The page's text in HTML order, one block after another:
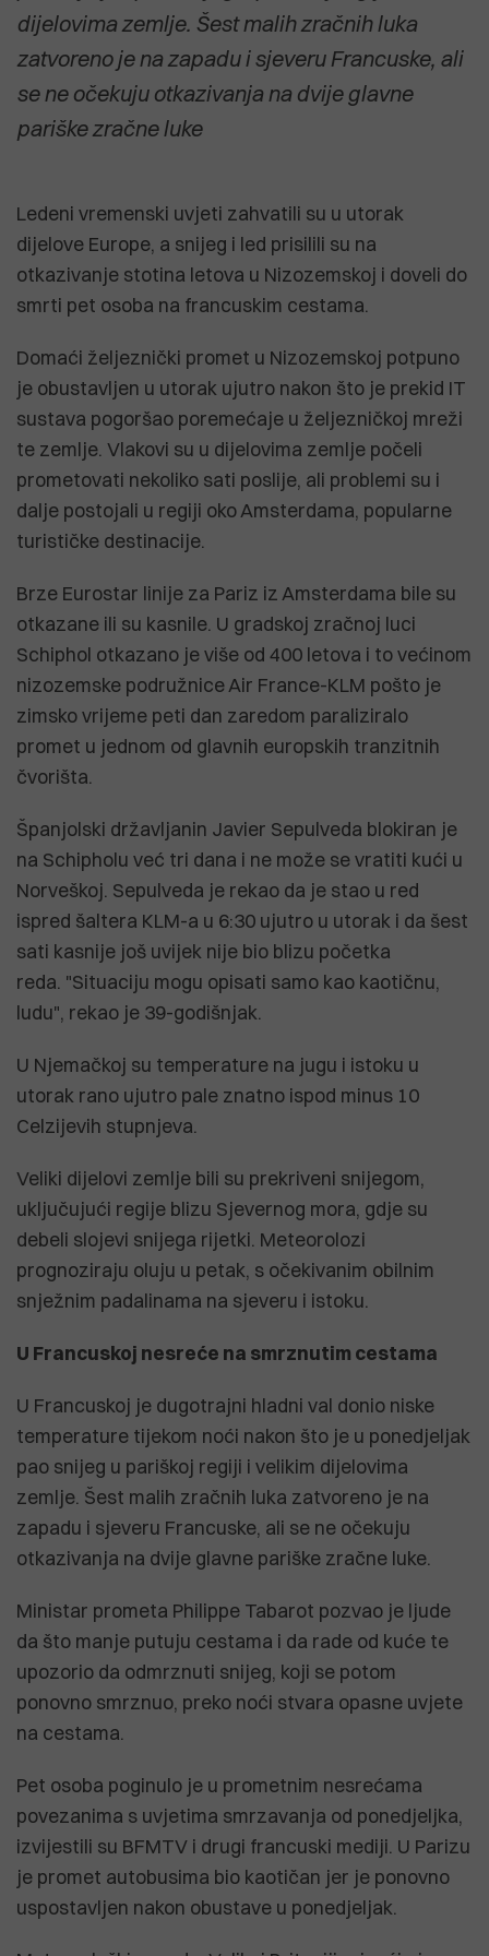
dijelovima zemlje. Šest malih zračnih luka
zatvoreno je na zapadu i sjeveru Francuske, ali
se ne očekuju otkazivanja na dvije glavne
pariške zračne luke
Ledeni vremenski uvjeti zahvatili su u utorak
dijelove Europe, a snijeg i led prisilili su na
otkazivanje stotina letova u Nizozemskoj i doveli do
smrti pet osoba na francuskim cestama.
Domaći željeznički promet u Nizozemskoj potpuno
je obustavljen u utorak ujutro nakon što je prekid IT
sustava pogoršao poremećaje u željezničkoj mreži
te zemlje. Vlakovi su u dijelovima zemlje počeli
prometovati nekoliko sati poslije, ali problemi su i
dalje postojali u regiji oko Amsterdama, popularne
turističke destinacije.
Brze Eurostar linije za Pariz iz Amsterdama bile su
otkazane ili su kasnile. U gradskoj zračnoj luci
Schiphol otkazano je više od 400 letova i to većinom
nizozemske podružnice Air France-KLM pošto je
zimsko vrijeme peti dan zaredom paraliziralo
promet u jednom od glavnih europskih tranzitnih
čvorišta.
Španjolski državljanin Javier Sepulveda blokiran je
na Schipholu već tri dana i ne može se vratiti kući u
Norveškoj. Sepulveda je rekao da je stao u red
ispred šaltera KLM-a u 6:30 ujutro u utorak i da šest
sati kasnije još uvijek nije bio blizu početka
reda. "Situaciju mogu opisati samo kao kaotičnu,
ludu", rekao je 39-godišnjak.
U Njemačkoj su temperature na jugu i istoku u
utorak rano ujutro pale znatno ispod minus 10
Celzijevih stupnjeva.
Veliki dijelovi zemlje bili su prekriveni snijegom,
uključujući regije blizu Sjevernog mora, gdje su
debeli slojevi snijega rijetki. Meteorolozi
prognoziraju oluju u petak, s očekivanim obilnim
snježnim padalinama na sjeveru i istoku.
U Francuskoj nesreće na smrznutim cestama
U Francuskoj je dugotrajni hladni val donio niske
temperature tijekom noći nakon što je u ponedjeljak
pao snijeg u pariškoj regiji i velikim dijelovima
zemlje. Šest malih zračnih luka zatvoreno je na
zapadu i sjeveru Francuske, ali se ne očekuju
otkazivanja na dvije glavne pariške zračne luke.
Ministar prometa Philippe Tabarot pozvao je ljude
da što manje putuju cestama i da rade od kuće te
upozorio da odmrznuti snijeg, koji se potom
ponovno smrznuo, preko noći stvara opasne uvjete
na cestama.
Pet osoba poginulo je u prometnim nesrećama
povezanima s uvjetima smrzavanja od ponedjeljka,
izvijestili su BFMTV i drugi francuski mediji. U Parizu
je promet autobusima bio kaotičan jer je ponovno
uspostavljen nakon obustave u ponedjeljak.